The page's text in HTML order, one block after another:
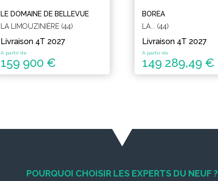
LE DOMAINE DE BELLEVUE
LA LIMOUZINIÈRE (44)
Livraison 4T 2027
A partir de
159 900 €
BOREA
LA... (44)
Livraison 4T 2027
A partir de
149 289,49 €
POURQUOI CHOISIR LES EXPERTS DU NEUF ?